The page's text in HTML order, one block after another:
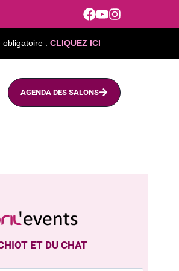
obligatoire : CLIQUEZ ICI
AGENDA DES SALONS
ET DU CHAT